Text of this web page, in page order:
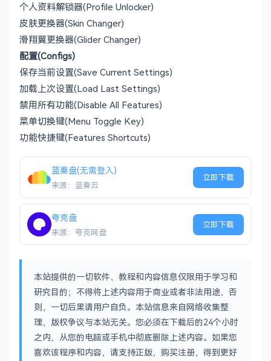
个人资料解锁器(Profile Unlocker)
皮肤更换器(Skin Changer)
滑翔翼更换器(Glider Changer)
配置(Configs)
保存当前设置(Save Current Settings)
加载上次设置(Load Last Settings)
禁用所有功能(Disable All Features)
菜单切换键(Menu Toggle Key)
功能快捷键(Features Shortcuts)
蓝奏盘(无需登入)
来源：蓝奏云
立即下载
夸克盘
来源：夸克网盘
立即下载
本站提供的一切软件、教程和内容信息仅限用于学习和
研究目的；不得将上述内容用于商业或者非法用途，否
则，一切后果请用户自负。本站信息来自网络收集整
理，版权争议与本站无关。您必须在下载后的24个小时
之内，从您的电脑或手机中彻底删除上述内容。如果您
喜欢该程序和内容，请支持正版，购买注册，得到更好